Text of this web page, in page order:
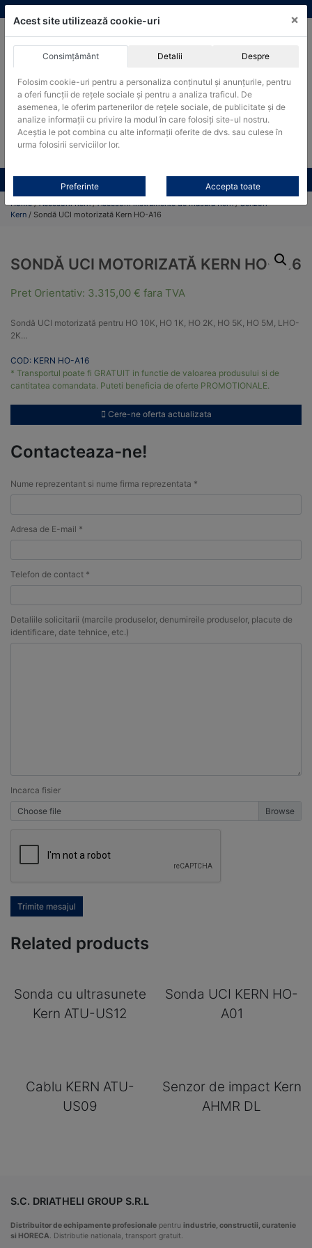
Skip
to
Produsele pot fi achizitionate si in sistemul SEAP / SICAP
Products
search
CAUTARE
Toate produsele CONTACT
Home/Accesorii Kern/Accesorii instrumente de măsura Kern/Senzori
Kern / Sondă UCI motorizată Kern HO-A16
SONDĂ UCI MOTORIZATĂ KERN HO-A16
Pret Orientativ: 3.315,00 € fara TVA
Sondă UCI motorizată pentru HO 10K, HO 1K, HO 2K, HO 5K, HO 5M, LHO-
2K…
COD: KERN HO-A16
* Transportul poate fi GRATUIT in functie de valoarea produsului si de
cantitatea comandata. Puteti beneficia de oferte PROMOTIONALE.
Cere-ne oferta actualizata
Contacteaza-ne!
Nume reprezentant si nume firma reprezentata *
Adresa de E-mail *
Telefon de contact *
Detaliile solicitarii (marcile produselor, denumireile produselor, placute de
identificare, date tehnice, etc.)
Incarca fisier
Choose file
Trimite mesajul
Related products
Sonda cu ultrasunete
Kern ATU-US12
Sonda UCI KERN HO-
A01
Cablu KERN ATU-
US09
Senzor de impact Kern
AHMR DL
S.C. DRIATHELI GROUP S.R.L
Distribuitor de echipamente profesionale pentru industrie, constructii, curatenie
si HORECA. Distributie nationala, transport gratuit.
Acest site utilizează cookie-uri ×
Consimțământ Detalii Despre
Folosim cookie-uri pentru a personaliza conținutul și anunțurile, pentru
a oferi funcții de rețele sociale și pentru a analiza traficul. De
asemenea, le oferim partenerilor de rețele sociale, de publicitate și de
analize informații cu privire la modul în care folosiți site-ul nostru.
Aceștia le pot combina cu alte informații oferite de dvs. sau culese în
urma folosirii serviciilor lor.
Preferinte Accepta toate